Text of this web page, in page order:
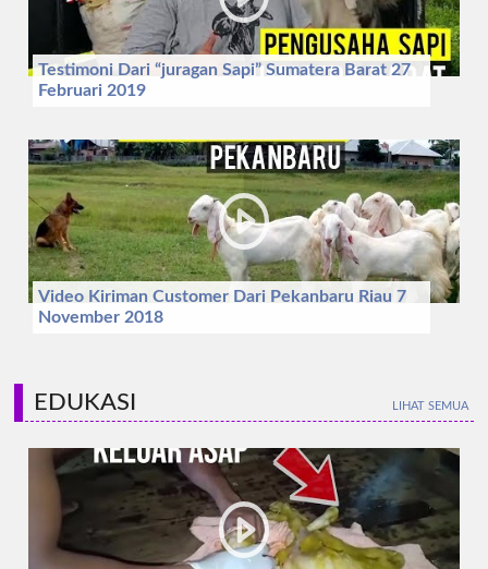
Testimoni Dari “juragan Sapi” Sumatera Barat 27
Februari 2019
Video Kiriman Customer Dari Pekanbaru Riau 7
November 2018
EDUKASI LIHAT SEMUA